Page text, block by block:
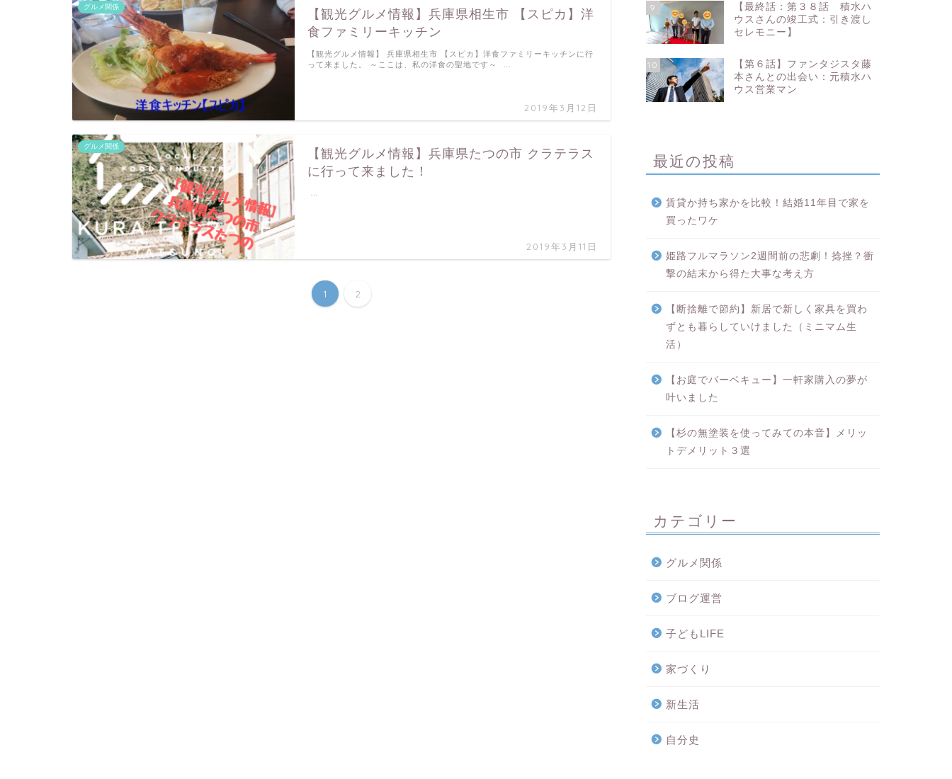
グルメ関係
【観光グルメ情報】兵庫県相生市 【スピカ】洋
食ファミリーキッチン
2019年3月12日
【観光グルメ情報】 兵庫県相生市 【スピカ】洋食ファミリーキッチンに行
って来ました。 ～ここは、私の洋食の聖地です～ …
グルメ関係
【観光グルメ情報】兵庫県たつの市 クラテラス
に行って来ました！
2019年3月11日
1 2
9
【最終話：第３８話 積水ハ
ウスさんの竣工式：引き渡し
セレモニー】
10
【第６話】ファンタジスタ藤
本さんとの出会い：元積水ハ
ウス営業マン
最近の投稿
賃貸か持ち家かを比較！結婚11年目で家を
買ったワケ
姫路フルマラソン2週間前の悲劇！捻挫？衝
撃の結末から得た大事な考え方
【断捨離で節約】新居で新しく家具を買わ
ずとも暮らしていけました（ミニマム生
活）
【お庭でバーベキュー】一軒家購入の夢が
叶いました
【杉の無塗装を使ってみての本音】メリッ
トデメリット３選
カテゴリー
グルメ関係
ブログ運営
子どもLIFE
家づくり
新生活
自分史